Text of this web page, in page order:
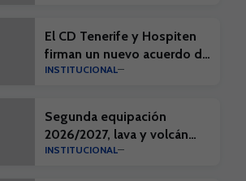
El CD Tenerife y Hospiten
firman un nuevo acuerdo de
colaboración
INSTITUCIONAL
Segunda equipación
2026/2027, lava y volcán
que forja nuestra identidad
INSTITUCIONAL